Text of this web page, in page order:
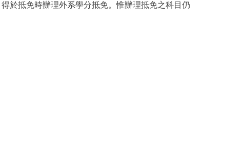
於抵免時辦理外系學分抵免。惟辦理抵免之科目仍